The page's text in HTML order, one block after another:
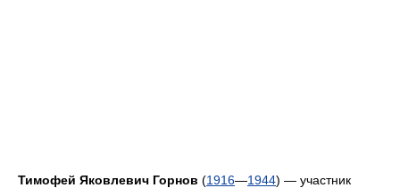
Тимофей Яковлевич Горнов (1916—1944) — участник